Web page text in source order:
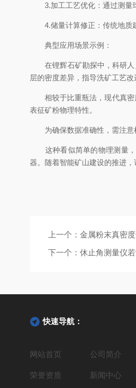
3.加工工艺优化：通过测量球
4.储量计算修正：传统地质建
典型应用场景示例：
在锂辉石矿勘探中，科研人
层的密度差异，指导洗矿工艺改
相较于比重瓶法，现代真密
表征矿粉物理特性。
为确保数据准确性，需注意样
这种看似简单的物理测量，
器。随着智能矿山建设的推进，
上一个： 金属粉末真密
下一个： 休止角测量仪
快速导航：
网站首页 公司简介
荣誉资质 新闻中心